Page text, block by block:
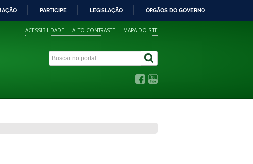
PARTICIPE LEGISLAÇÃO ÓRGÃOS DO GOVERNO
ACESSIBILIDADE ALTO CONTRASTE MAPA DO SITE